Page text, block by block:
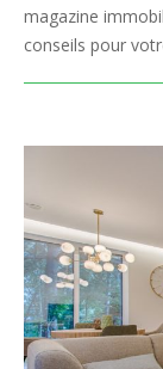
magazine
conseils pour